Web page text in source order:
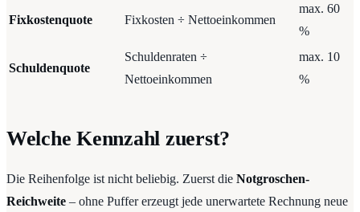
Fixkostenquote Fixkosten ÷ Nettoeinkommen
max. 60
%
Schuldenquote
Schuldenraten ÷
Nettoeinkommen
max. 10
%
Welche Kennzahl zuerst?
Die Reihenfolge ist nicht beliebig. Zuerst die Notgroschen-
Reichweite – ohne Puffer erzeugt jede unerwartete Rechnung neue